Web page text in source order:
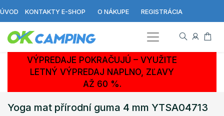
ÚVOD KONTAKTY E-SHOP O NÁKUPE REGISTRÁCIA
VÝPREDAJE POKRAČUJÚ – VYUŽITE
LETNÝ VÝPREDAJ NAPLNO, ZĽAVY
AŽ 60 %.
Yoga mat přírodní guma 4 mm YTSA04713